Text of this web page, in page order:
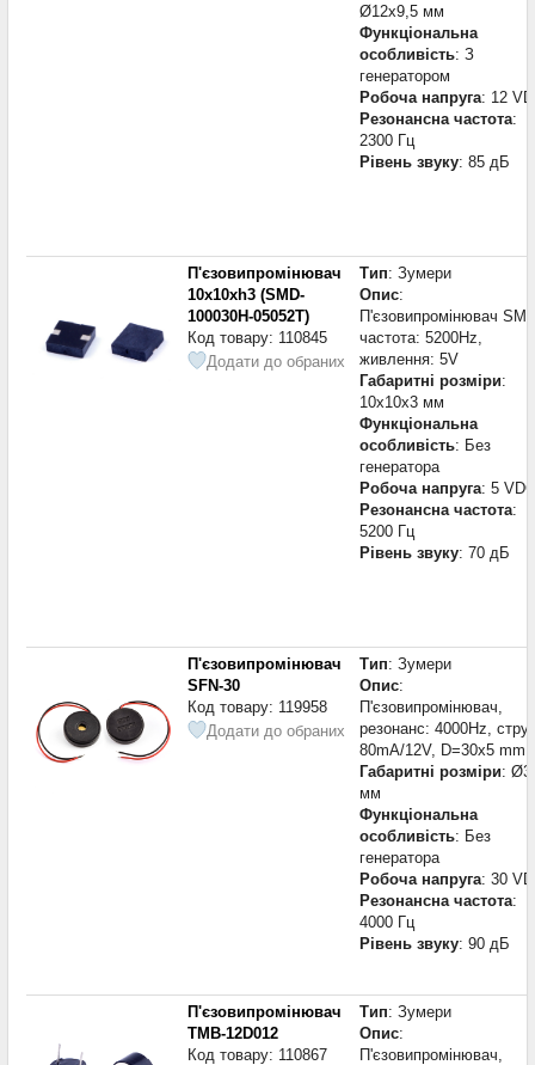
Ø12x9,5 мм
Функціональна
особливість: З
генератором
Робоча напруга: 12
Резонансна частота:
2300 Гц
Рівень звуку: 85 дБ
П'єзовипромінювач
10x10xh3 (SMD-
100030H-05052T)
Код товару: 110845
Додати до обраних
Тип: Зумери
Опис:
П'єзовипромінювач
частота: 5200Hz,
живлення: 5V
Габаритні розміри:
10x10x3 мм
Функціональна
особливість: Без
генератора
Робоча напруга: 5 VDC
Резонансна частота:
5200 Гц
Рівень звуку: 70 дБ
П'єзовипромінювач
SFN-30
Код товару: 119958
Додати до обраних
Тип: Зумери
Опис:
П'єзовипромінювач,
резонанс: 4000Hz,
80mA/12V, D=30x5 mm
Габаритні розміри:
мм
Функціональна
особливість: Без
генератора
Робоча напруга: 30
Резонансна частота:
4000 Гц
Рівень звуку: 90 дБ
П'єзовипромінювач
TMB-12D012
Код товару: 110867
Тип: Зумери
Опис:
П'єзовипромінювач,